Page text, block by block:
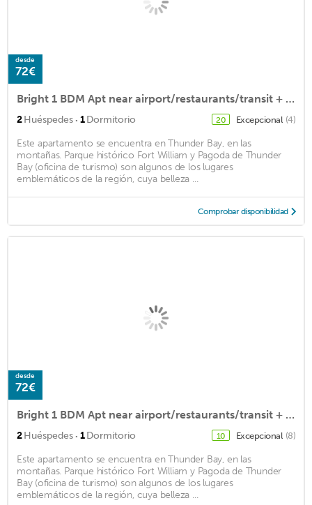
desde
72€
Bright 1 BDM Apt near airport/restaurants/transit + hideabed /freestreet parking
2Huéspedes · 1Dormitorio 20 Excepcional (4)
Este apartamento se encuentra en Thunder Bay, en las
montañas. Parque histórico Fort William y Pagoda de Thunder
Bay (oficina de turismo) son algunos de los lugares
emblemáticos de la región, cuya belleza ...
Comprobar disponibilidad
desde
72€
Bright 1 BDM Apt near airport/restaurants/transit + hideabed /freestreet parking
2Huéspedes · 1Dormitorio 10 Excepcional (8)
Este apartamento se encuentra en Thunder Bay, en las
montañas. Parque histórico Fort William y Pagoda de Thunder
Bay (oficina de turismo) son algunos de los lugares
emblemáticos de la región, cuya belleza ...